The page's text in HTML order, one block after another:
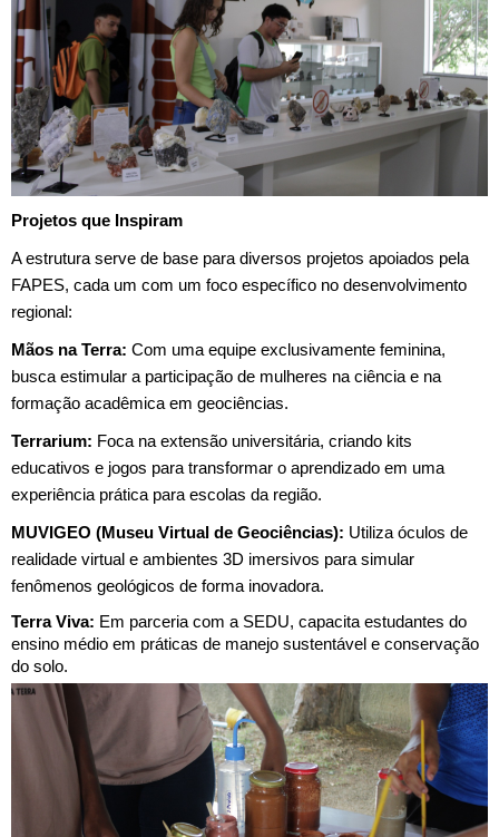
Projetos que Inspiram
A estrutura serve de base para diversos projetos apoiados pela
FAPES, cada um com um foco específico no desenvolvimento
regional:
Mãos na Terra: Com uma equipe exclusivamente feminina,
busca estimular a participação de mulheres na ciência e na
formação acadêmica em geociências.
Terrarium: Foca na extensão universitária, criando kits
educativos e jogos para transformar o aprendizado em uma
experiência prática para escolas da região.
MUVIGEO (Museu Virtual de Geociências): Utiliza óculos de
realidade virtual e ambientes 3D imersivos para simular
fenômenos geológicos de forma inovadora.
Terra Viva: Em parceria com a SEDU, capacita estudantes do
ensino médio em práticas de manejo sustentável e conservação
do solo.